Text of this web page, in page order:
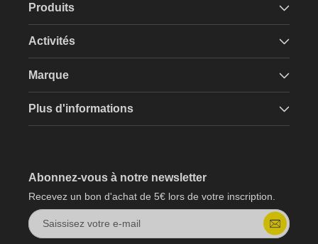
Produits
Activités
Marque
Plus d'informations
Abonnez-vous à notre newsletter
Recevez un bon d'achat de 5€ lors de votre inscription.
Saissisez votre e-mail